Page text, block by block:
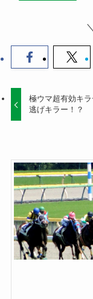
極ウマ超有効キ
逃げキラー！？